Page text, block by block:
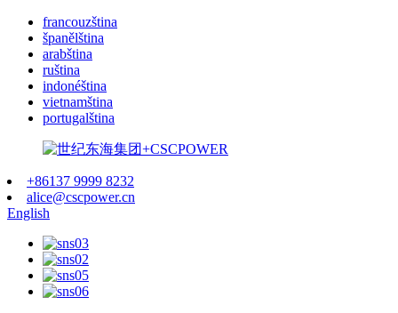
francouzština
španělština
arabština
ruština
indonéština
vietnamština
portugalština
+86137 9999 8232
alice@cscpower.cn
English